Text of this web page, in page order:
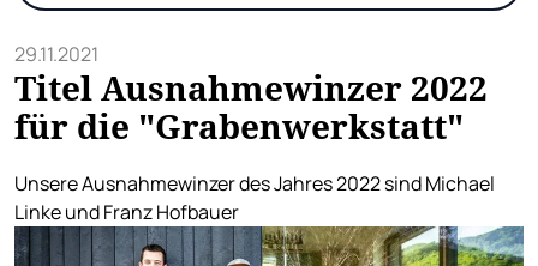
29.11.2021
Titel Ausnahmewinzer 2022
für die "Grabenwerkstatt"
Unsere Ausnahmewinzer des Jahres 2022 sind Michael
Linke und Franz Hofbauer